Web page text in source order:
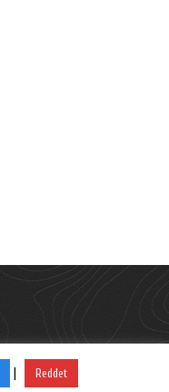
Reddet